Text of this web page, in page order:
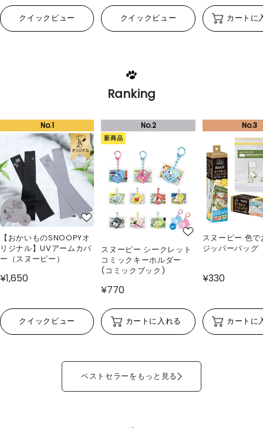
クイックビュー クイックビュー カートに
Ranking
【おかいものSNOOPYオ
リジナル】UVアームカバ
ー（スヌーピー）
¥1,650
クイックビュー
新商品
スヌーピー シークレット
コミックキーホルダー
(コミックブック)
¥770
カートに入れる
スヌーピー 色
ジッパーバッグ
¥330
カートに
ベストセラーをもっと見る